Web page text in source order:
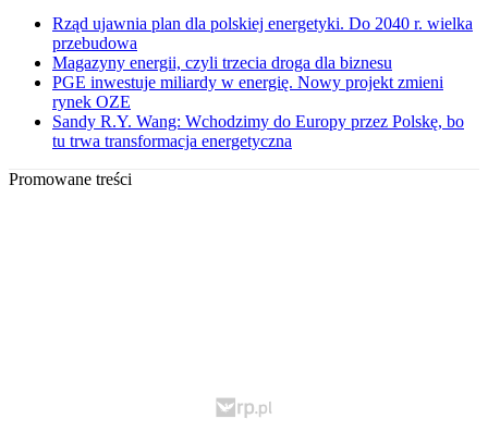
Rząd ujawnia plan dla polskiej energetyki. Do 2040 r. wielka
przebudowa
Magazyny energii, czyli trzecia droga dla biznesu
PGE inwestuje miliardy w energię. Nowy projekt zmieni
rynek OZE
Sandy R.Y. Wang: Wchodzimy do Europy przez Polskę, bo
tu trwa transformacja energetyczna
Promowane treści